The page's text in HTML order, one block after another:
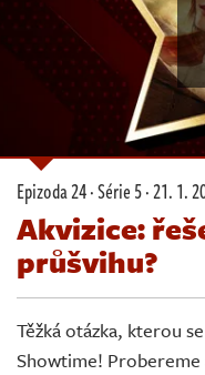
Soutěže
Databáze
Komunita
Redakce
Živě
Epizoda 24 · Série 5 ·21. 1.
Akvizice:
průšvihu?
Těžká otázka, kterou
Showtime! Probereme